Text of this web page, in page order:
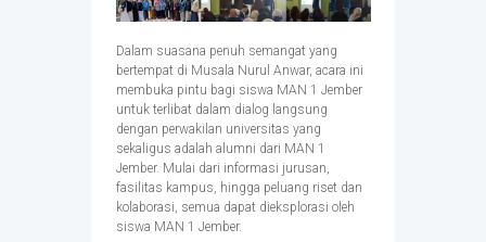
Dalam suasana penuh semangat yang
bertempat di Musala Nurul Anwar, acara ini
membuka pintu bagi siswa MAN 1 Jember
untuk terlibat dalam dialog langsung
dengan perwakilan universitas yang
sekaligus adalah alumni dari MAN 1
Jember. Mulai dari informasi jurusan,
fasilitas kampus, hingga peluang riset dan
kolaborasi, semua dapat dieksplorasi oleh
siswa MAN 1 Jember.